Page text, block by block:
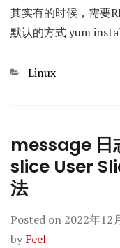
其实有的时候，需要
默认的方式 yum
Categories
Linux
message 日
slice User
法
Posted on 2022年12
by Feel